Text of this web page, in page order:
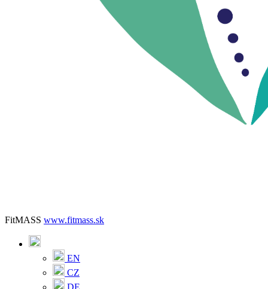
FitMASS www.fitmass.sk
EN
CZ
DE